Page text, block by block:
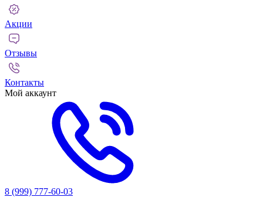
Акции
Отзывы
Контакты
Мой аккаунт
8 (999) 777-60-03